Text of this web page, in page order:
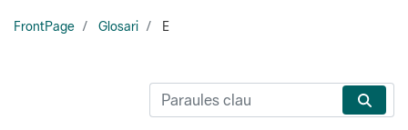
FrontPage Glosari E